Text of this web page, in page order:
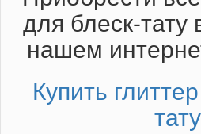
для блеск-
нашем
Купить
тату